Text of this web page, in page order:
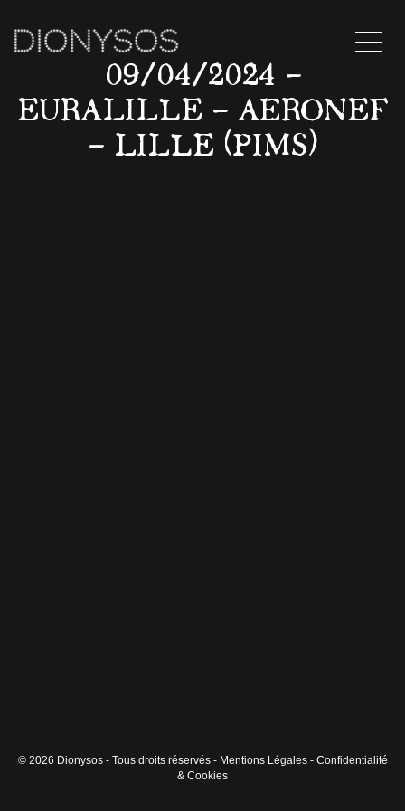
MENU
09/04/2024 –
EURALILLE – AERONEF
– LILLE (PIMS)
© 2026 Dionysos - Tous droits réservés - Mentions Légales- Confidentialité
& Cookies